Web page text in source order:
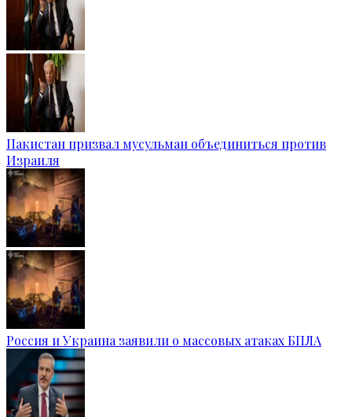
Пакистан призвал мусульман объединиться против
Израиля
Россия и Украина заявили о массовых атаках БПЛА